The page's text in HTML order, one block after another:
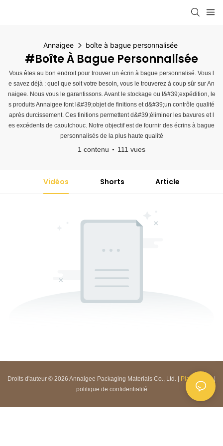
Annaigee boîte à bague personnalisée
#boîte À Bague Personnalisée
Vous êtes au bon endroit pour trouver un écrin à bague personnalisé. Vous l
e savez déjà : quel que soit votre besoin, vous le trouverez à coup sûr sur An
naigee. Nous vous le garantissons. Avant le stockage ou l&#39;expédition, le
s produits Annaigee font l&#39;objet de finitions et d&#39;un contrôle qualité
après durcissement. Ces finitions permettent d&#39;éliminer les bavures et l
es excédents de caoutchouc. Notre objectif est de fournir des écrins à bague
personnalisés de la plus haute qualité
1 contenu 111 vues
Vidéos Shorts Article
Droits d'auteur © 2026 Annaigee Packaging Materials Co., Ltd. | Plan du site|
politique de confidentialité